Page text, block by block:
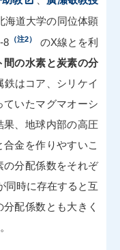
海道大学の同位体顕
8 （注2）
のX線とを利
間の水素と炭素の分
鉄はコア、シリケイ
ていたマグマオーシ
果、地球内部の高圧
金を作りやすいこ
の分配係数をそれぞ
同時に存在すると互
配係数とも大きく